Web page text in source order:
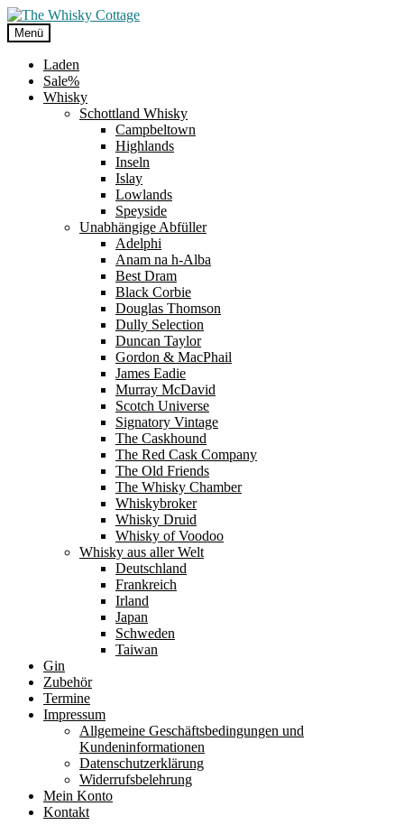
Zur
Navigation
springen
Zum
Inhalt
springen
Menü
Laden
Sale%
Whisky
Schottland Whisky
Campbeltown
Highlands
Inseln
Islay
Lowlands
Speyside
Unabhängige Abfüller
Adelphi
Anam na h-Alba
Best Dram
Black Corbie
Douglas Thomson
Dully Selection
Duncan Taylor
Gordon & MacPhail
James Eadie
Murray McDavid
Scotch Universe
Signatory Vintage
The Caskhound
The Red Cask Company
The Old Friends
The Whisky Chamber
Whiskybroker
Whisky Druid
Whisky of Voodoo
Whisky aus aller Welt
Deutschland
Frankreich
Irland
Japan
Schweden
Taiwan
Gin
Zubehör
Termine
Impressum
Allgemeine Geschäftsbedingungen und
Kundeninformationen
Datenschutzerklärung
Widerrufsbelehrung
Mein Konto
Kontakt